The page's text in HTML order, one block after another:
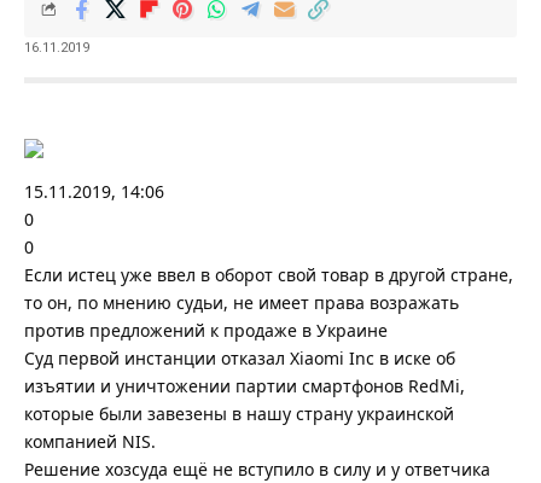
16.11.2019
15.11.2019, 14:06
0
0
Если истец уже ввел в оборот свой товар в другой стране,
то он, по мнению судьи, не имеет права возражать
против предложений к продаже в Украине
Суд первой инстанции отказал Xiaomi Inc в иске об
изъятии и уничтожении партии смартфонов RedMi,
которые были завезены в нашу страну украинской
компанией NIS.
Решение хозсуда ещё не вступило в силу и у ответчика